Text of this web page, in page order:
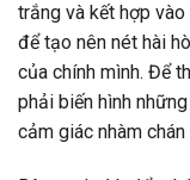
trắng và kết hợp
để tạo nên nét hài
của chính mình. Để
phải biến hình
cảm giác nhàm